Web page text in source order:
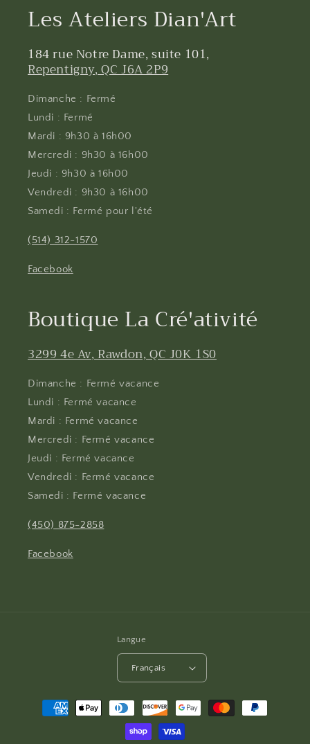
Les Ateliers Dian'Art
184 rue Notre Dame, suite 101,
Repentigny, QC J6A 2P9
Dimanche : Fermé
Lundi : Fermé
Mardi : 9h30 à 16h00
Mercredi : 9h30 à 16h00
Jeudi : 9h30 à 16h00
Vendredi : 9h30 à 16h00
Samedi : Fermé pour l'été
(514) 312-1570
Facebook
Boutique La Cré'ativité
3299 4e Av, Rawdon, QC J0K 1S0
Dimanche : Fermé vacance
Lundi : Fermé vacance
Mardi : Fermé vacance
Mercredi : Fermé vacance
Jeudi : Fermé vacance
Vendredi : Fermé vacance
Samedi : Fermé vacance
(450) 875-2858
Facebook
Langue
Français
Moyens